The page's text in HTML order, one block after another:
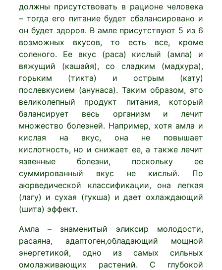
должны присутствовать в рационе человека
– тогда его питание будет сбалансировано и
он будет здоров. В амле присутствуют 5 из 6
возможных вкусов, то есть все, кроме
соленого. Ее вкус (раса) кислый (амла) и
вяжущий (кашайя), со сладким (мадхура),
горьким (тикта) и острым (кату)
послевкусием (анунаса). Таким образом, это
великолепный продукт питания, который
балансирует весь организм и лечит
множество болезней. Например, хотя амла и
кислая на вкус, она не повышает
кислотность, но и снижает ее, а также лечит
язвенные болезни, поскольку ее
суммированный вкус не кислый. По
аюрведической классификации, она легкая
(лагу) и сухая (гукша) и дает охлаждающий
(шита) эффект.
Амла – знаменитый эликсир молодости,
расаяна, адаптоген,обладающий мощной
энергетикой, одно из самых сильных
омолаживающих растений. С глубокой